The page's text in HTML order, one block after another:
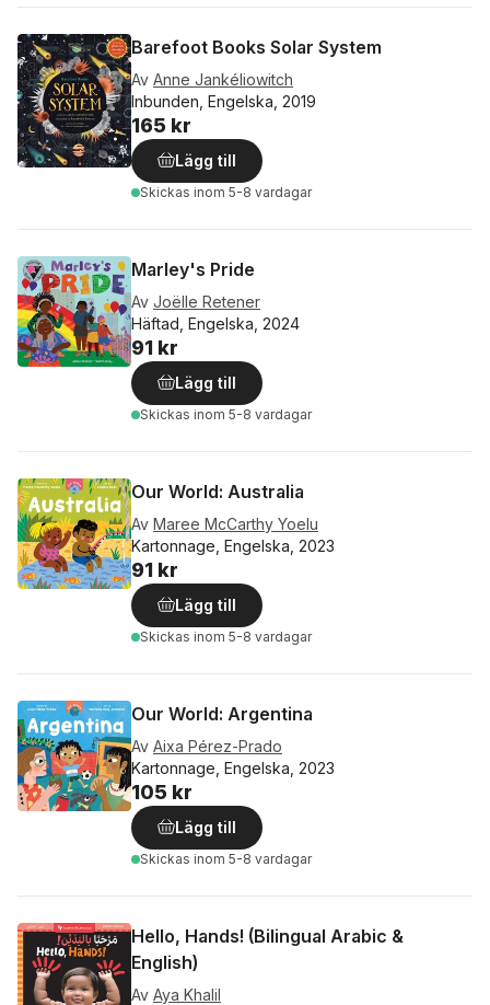
Barefoot Books Solar System
Av Anne Jankéliowitch
Inbunden, Engelska, 2019
165 kr
Lägg till
Skickas inom 5-8 vardagar
Marley's Pride
Av Joëlle Retener
Häftad, Engelska, 2024
91 kr
Lägg till
Skickas inom 5-8 vardagar
Our World: Australia
Av Maree McCarthy Yoelu
Kartonnage, Engelska, 2023
91 kr
Lägg till
Skickas inom 5-8 vardagar
Our World: Argentina
Av Aixa Pérez-Prado
Kartonnage, Engelska, 2023
105 kr
Lägg till
Skickas inom 5-8 vardagar
Hello, Hands! (Bilingual Arabic &
English)
Av Aya Khalil